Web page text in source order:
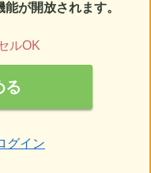
が開放されます。
ルOK
る
グイン